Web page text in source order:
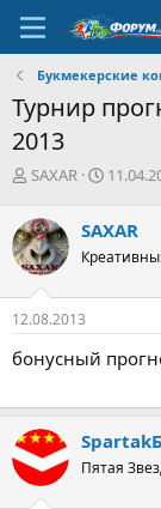
Букмекерские
Турнир
2013
А
т
о
р
т
е
м
SAXAR
Д
а
н
ч
а
SAXAR
12.08.2013
бонусный
Пятая